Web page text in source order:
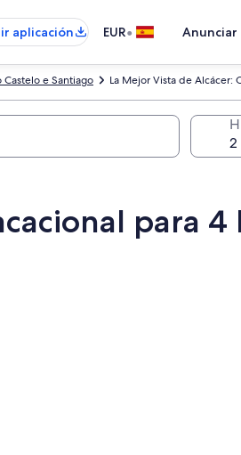
aplicación
EUR•
La Mejor Vista de Alcácer:
Castelo e Santiago
para 4